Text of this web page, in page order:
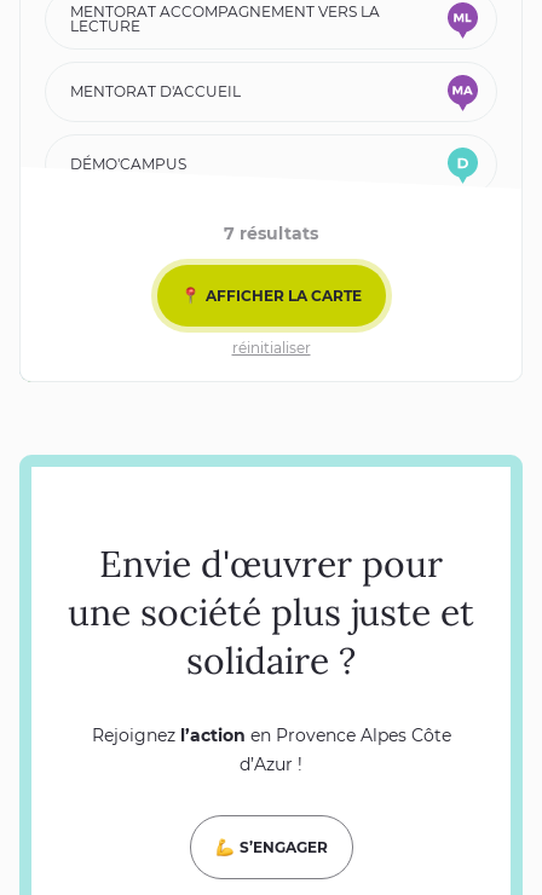
MENTORAT ACCOMPAGNEMENT VERS LA
LECTURE
MENTORAT D'ACCUEIL
DÉMO'CAMPUS
MENTORAT
VOLONTAIRES EN RÉSIDENCE
7 résultats
AFFICHER LA CARTE
réinitialiser
AFFICHER LES FILTRES
Envie d'œuvrer pour
une société plus juste et
solidaire ?
Rejoignez l’action en Provence Alpes Côte
d’Azur !
S’ENGAGER